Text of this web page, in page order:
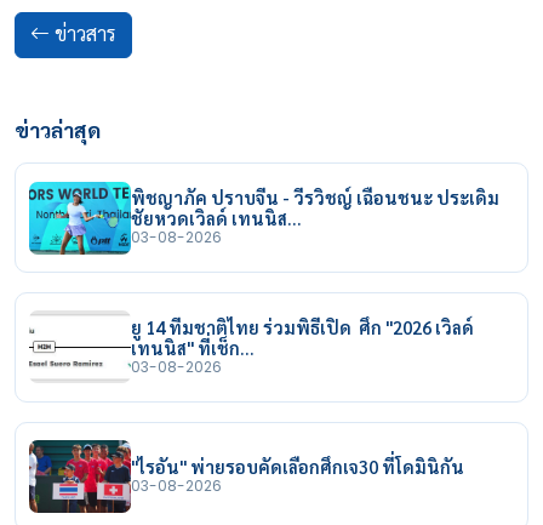
ข่าวสาร
ข่าวล่าสุด
พิชญาภัค ปราบจีน - วีรวิชญ์ เฉือนชนะ ประเดิม
ชัยหวดเวิลด์ เทนนิส…
03-08-2026
ยู 14 ทีมชาติไทย ร่วมพิธีเปิด ศึก "2026 เวิลด์
เทนนิส" ที่เช็ก…
03-08-2026
"ไรอัน" พ่ายรอบคัดเลือกศึกเจ30 ที่โดมินิกัน
03-08-2026